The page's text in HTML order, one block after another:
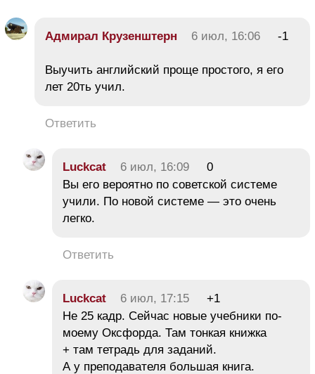
Адмирал Крузенштерн 6 июл, 16:06 -1
Выучить английский проще простого, я его
лет 20ть учил.
Ответить
Luckcat 6 июл, 16:09
0
Вы его вероятно по советской системе
учили. По новой системе — это очень
легко.
Ответить
Luckcat 6 июл, 17:15
+1
Не 25 кадр. Сейчас новые учебники по-
моему Оксфорда. Там тонкая книжка
+ там тетрадь для заданий.
А у преподавателя большая книга.